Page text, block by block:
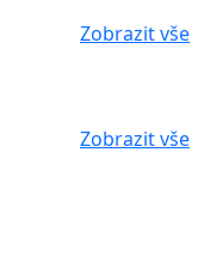
Zobrazit vše
Zobrazit vše